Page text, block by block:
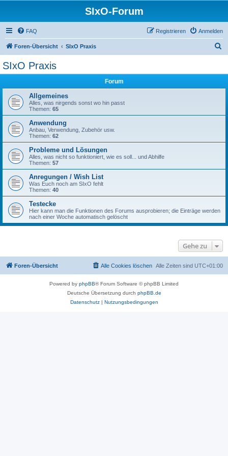
SIxO-Forum
FAQ Anmelden
Registrieren
Foren-Übersicht SIxO Praxis
SIxO Praxis
Forum
Allgemeines
Alles, was nirgends sonst wo hin passt
Themen: 65
Anwendung
Anbau, Verwendung, Zubehör usw.
Themen: 62
Probleme und Lösungen
Alles, was nicht so funktioniert, wie es soll... und Abhilfe
Themen: 57
Anregungen / Wish List
Was Euch noch am SIxO fehlt
Themen: 40
Testecke
Hier kann man die Funktionen des Forums ausprobieren; die Einträge werden
nach einer Woche automatisch gelöscht
Gehe zu
Foren-Übersicht Alle Zeiten sind UTC+01:00
Alle Cookies löschen
Powered by phpBB® Forum Software © phpBB Limited
Deutsche Übersetzung durch phpBB.de
Datenschutz| Nutzungsbedingungen